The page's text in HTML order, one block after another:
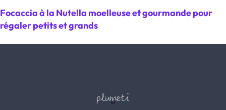
Focaccia à la Nutella moelleuse et gourmande pour
régaler petits et grands